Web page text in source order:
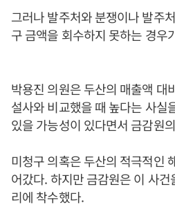
그러나 발주처와 분쟁이나 발주
구 금액을 회수하지 못하는 경우
박용진 의원은 두산의 매출액 대
설사와 비교했을 때 높다는 사실
있을 가능성이 있다면서 금감원
미청구 의혹은 두산의 적극적인
어갔다. 하지만 금감원은 이 사
리에 착수했다.